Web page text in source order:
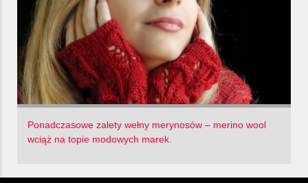
Ponadczasowe zalety wełny merynosów – merino wool
wciąż na topie modowych marek.